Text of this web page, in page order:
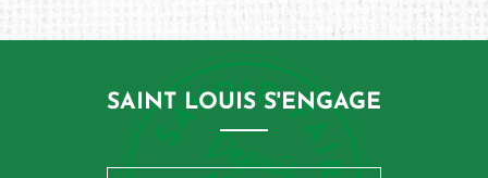
SAINT LOUIS S'ENGAGE